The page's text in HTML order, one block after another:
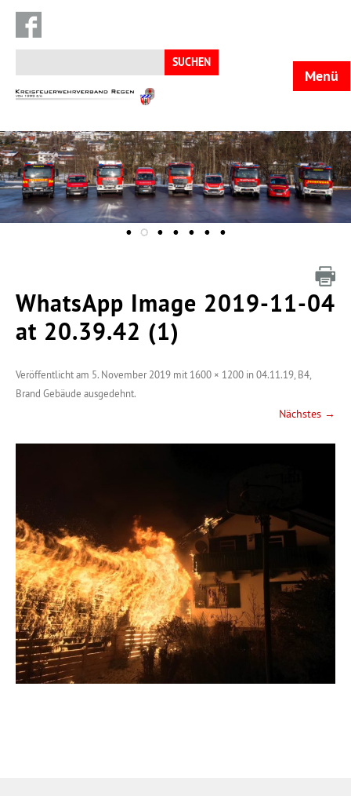
Suchen
nach:
KFV
Menü
WhatsApp Image 2019-11-04
at 20.39.42 (1)
Veröffentlicht am 5. November 2019 mit 1600 × 1200 in04.11.19, B4,
Brand Gebäude ausgedehnt.
Nächstes →